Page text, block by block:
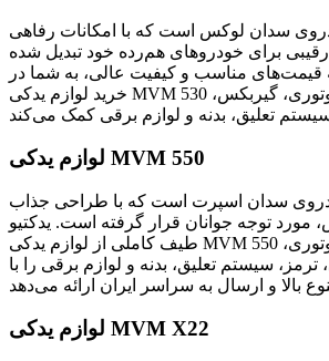
یک خودروی سدان لوکس است که با امکانات رفاهی
برای خودروهای هم‌رده خود تبدیل شده
قیمت‌های مناسب و کیفیت عالی، به شما در
خرید لوازم یدکی MVM 530 از جمله قطعات موتوری، گیربکس،
لوازم یدکی MVM 550
یک خودروی سدان اسپرت است که با طراحی جذاب
مورد توجه جوانان قرار گرفته است. یدکتیو
طیف کاملی از لوازم یدکی MVM 550 را شامل قطعات موتوری،
سیستم تعلیق، بدنه و لوازم برقی را با
لوازم یدکی MVM X22